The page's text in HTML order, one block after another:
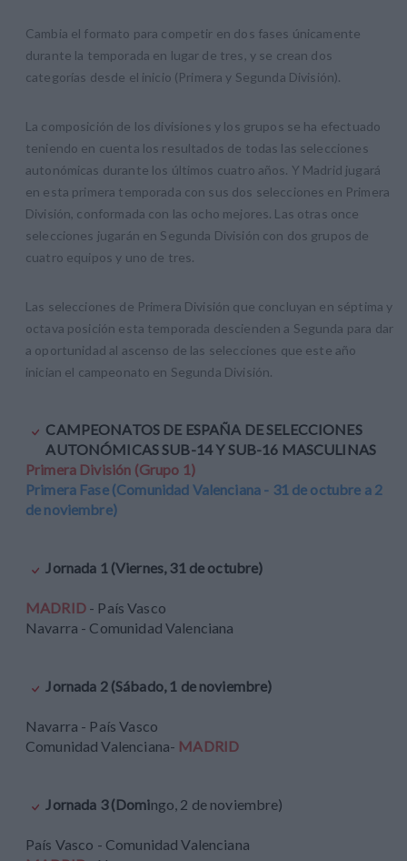
Cambia el formato para competir en dos fases únicamente
durante la temporada en lugar de tres, y se crean dos
categorías desde el inicio (Primera y Segunda División).
La composición de los divisiones y los grupos se ha efectuado
teniendo en cuenta los resultados de todas las selecciones
autonómicas durante los últimos cuatro años. Y Madrid jugará
en esta primera temporada con sus dos selecciones en Primera
División, conformada con las ocho mejores. Las otras once
selecciones jugarán en Segunda División con dos grupos de
cuatro equipos y uno de tres.
Las selecciones de Primera División que concluyan en séptima y
octava posición esta temporada descienden a Segunda para dar
a oportunidad al ascenso de las selecciones que este año
inician el campeonato en Segunda División.
CAMPEONATOS DE ESPAÑA DE SELECCIONES
AUTONÓMICAS SUB-14 Y SUB-16 MASCULINAS
Primera División (Grupo 1)
Primera Fase (Comunidad Valenciana - 31 de octubre a 2
de noviembre)
Jornada 1 (Viernes, 31 de octubre)
MADRID - País Vasco
Navarra - Comunidad Valenciana
Jornada 2 (Sábado, 1 de noviembre)
Navarra - País Vasco
Comunidad Valenciana- MADRID
Jornada 3 (Domingo, 2 de noviembre)
País Vasco - Comunidad Valenciana